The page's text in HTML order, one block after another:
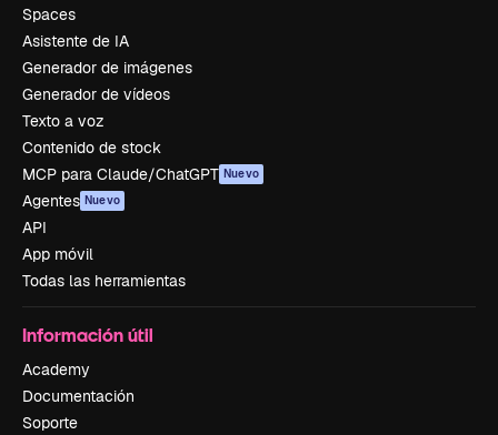
Spaces
Asistente de IA
Generador de imágenes
Generador de vídeos
Texto a voz
Contenido de stock
MCP para Claude/ChatGPT Nuevo
Agentes Nuevo
API
App móvil
Todas las herramientas
Información útil
Academy
Documentación
Soporte